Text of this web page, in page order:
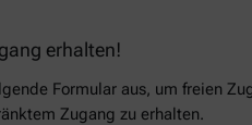
erhalten!
Formular aus, um freien
Zugang zu erhalten.